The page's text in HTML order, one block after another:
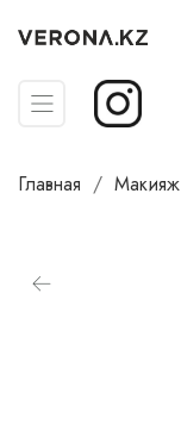
Главная Макияж